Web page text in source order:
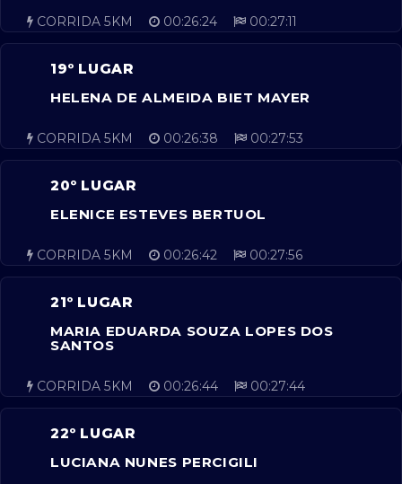
CORRIDA 5KM 00:26:24 00:27:11
19º LUGAR
HELENA DE ALMEIDA BIET MAYER
CORRIDA 5KM 00:26:38 00:27:53
20º LUGAR
ELENICE ESTEVES BERTUOL
CORRIDA 5KM 00:26:42 00:27:56
21º LUGAR
MARIA EDUARDA SOUZA LOPES DOS
SANTOS
CORRIDA 5KM 00:26:44 00:27:44
22º LUGAR
LUCIANA NUNES PERCIGILI